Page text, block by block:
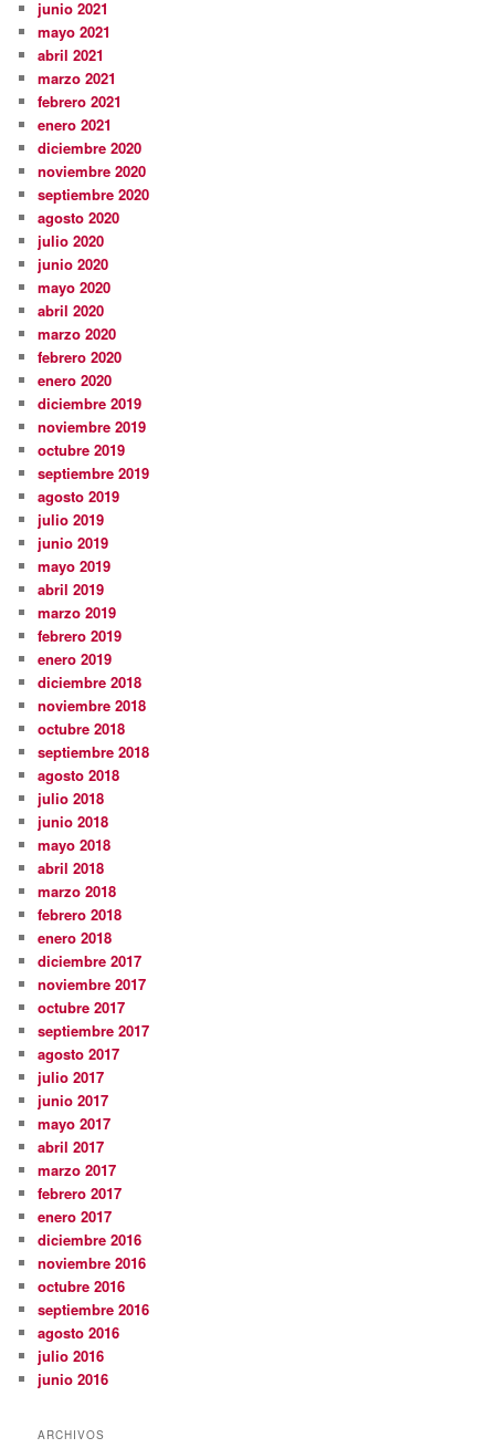
junio 2021
mayo 2021
abril 2021
marzo 2021
febrero 2021
enero 2021
diciembre 2020
noviembre 2020
septiembre 2020
agosto 2020
julio 2020
junio 2020
mayo 2020
abril 2020
marzo 2020
febrero 2020
enero 2020
diciembre 2019
noviembre 2019
octubre 2019
septiembre 2019
agosto 2019
julio 2019
junio 2019
mayo 2019
abril 2019
marzo 2019
febrero 2019
enero 2019
diciembre 2018
noviembre 2018
octubre 2018
septiembre 2018
agosto 2018
julio 2018
junio 2018
mayo 2018
abril 2018
marzo 2018
febrero 2018
enero 2018
diciembre 2017
noviembre 2017
octubre 2017
septiembre 2017
agosto 2017
julio 2017
junio 2017
mayo 2017
abril 2017
marzo 2017
febrero 2017
enero 2017
diciembre 2016
noviembre 2016
octubre 2016
septiembre 2016
agosto 2016
julio 2016
junio 2016
ARCHIVOS